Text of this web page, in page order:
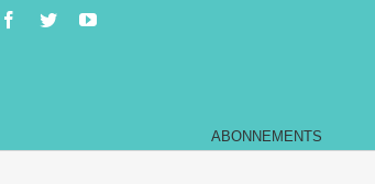
ABONNEMENTS